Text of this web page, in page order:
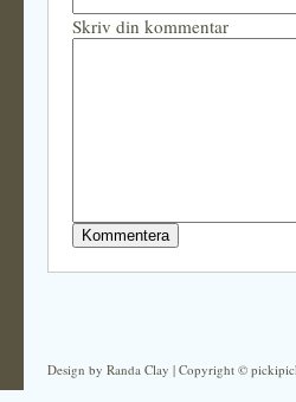
Skriv din kommentar
Design by Randa Clay | Copyright ©